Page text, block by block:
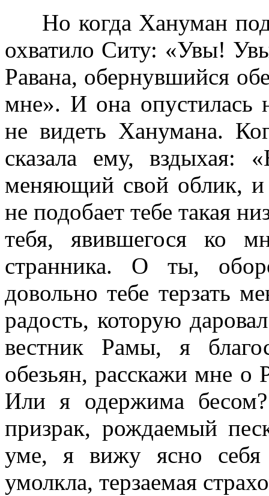
Но когда Хануман
охватило Ситу: «Увы!
Равана, обернувшийся
мне». И она опустилась
не видеть Ханумана.
сказала ему, вздыхая:
меняющий свой облик,
не подобает тебе такая
тебя, явившегося ко
странника. О ты,
довольно тебе терзать
радость, которую
вестник Рамы, я
обезьян, расскажи мне
Или я одержима
призрак, рождаемый
уме, я вижу ясно
умолкла, терзаемая